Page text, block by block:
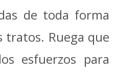
de toda forma
Ruega que
esfuerzos para